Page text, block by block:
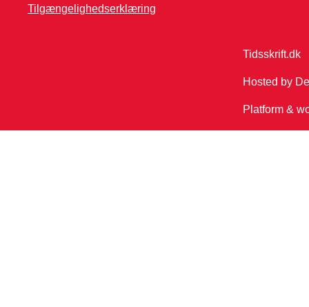
Tilgængelighedserklæring